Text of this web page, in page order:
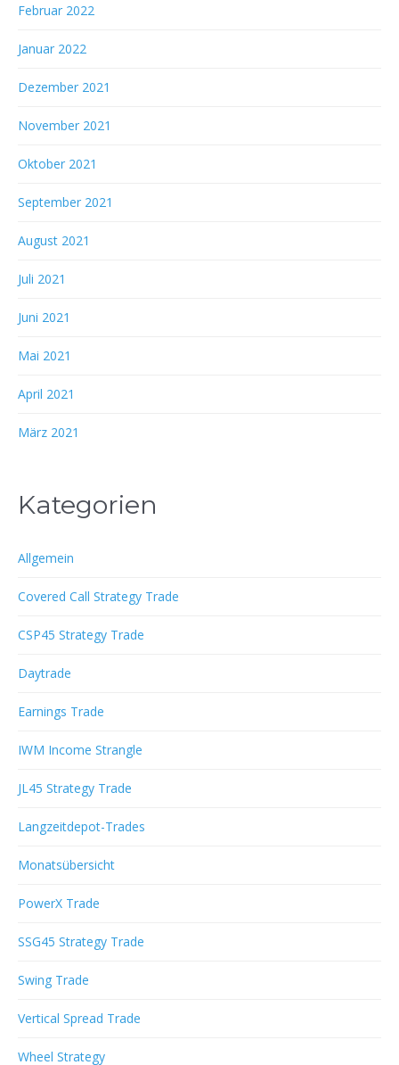
Februar 2022
Januar 2022
Dezember 2021
November 2021
Oktober 2021
September 2021
August 2021
Juli 2021
Juni 2021
Mai 2021
April 2021
März 2021
Kategorien
Allgemein
Covered Call Strategy Trade
CSP45 Strategy Trade
Daytrade
Earnings Trade
IWM Income Strangle
JL45 Strategy Trade
Langzeitdepot-Trades
Monatsübersicht
PowerX Trade
SSG45 Strategy Trade
Swing Trade
Vertical Spread Trade
Wheel Strategy